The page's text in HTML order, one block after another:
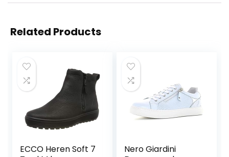
Related Products
ECCO Heren Soft 7
Nero Giardini